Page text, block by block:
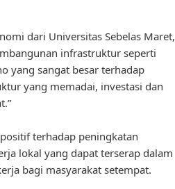
dari Universitas Sebelas Maret,
infrastruktur seperti
yang sangat besar terhadap
yang memadai, investasi dan
terhadap peningkatan
lokal yang dapat terserap dalam
bagi masyarakat setempat.